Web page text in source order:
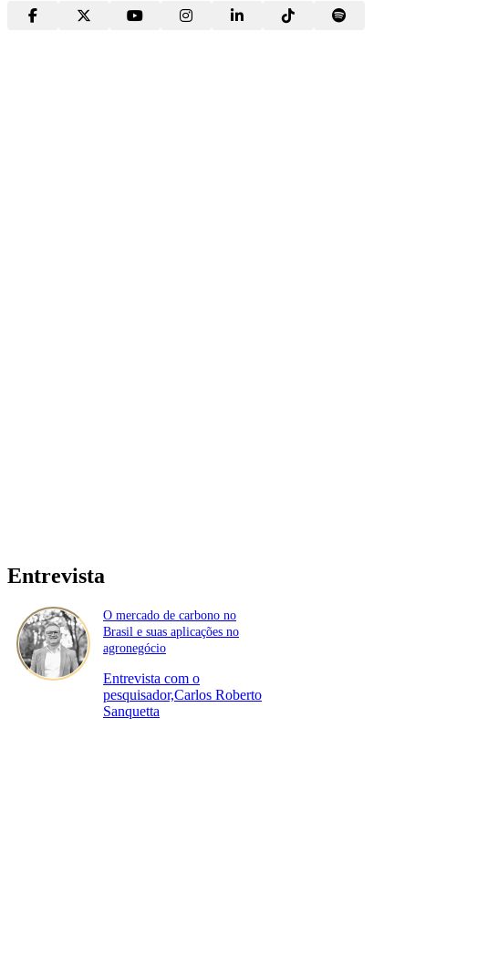
Entrevista
O mercado de carbono no
Brasil e suas aplicações no
agronegócio
Entrevista com o
pesquisador,Carlos Roberto
Sanquetta